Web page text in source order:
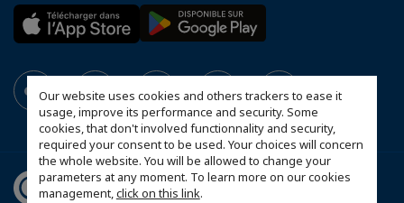
Our website uses cookies and others trackers to ease it
usage, improve its performance and security. Some
cookies, that don't involved functionnality and security,
required your consent to be used. Your choices will concern
the whole website. You will be allowed to change your
parameters at any moment. To learn more on our cookies
management,click on this link.